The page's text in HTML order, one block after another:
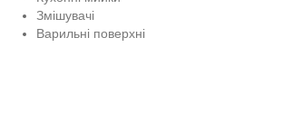
Змішувачі
Варильні поверхні